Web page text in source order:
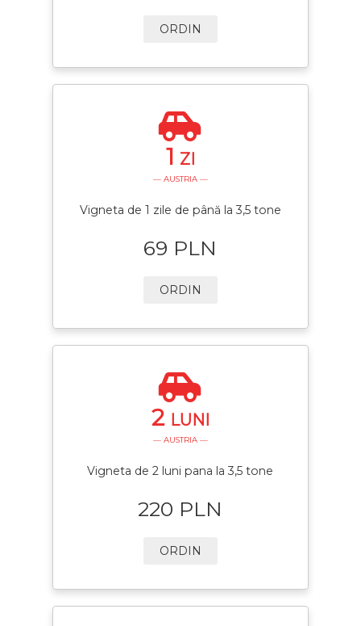
ORDIN
1 ZI
— AUSTRIA —
Vigneta de 1 zile de până la 3,5 tone
69 PLN
ORDIN
2 LUNI
— AUSTRIA —
Vigneta de 2 luni pana la 3,5 tone
220 PLN
ORDIN